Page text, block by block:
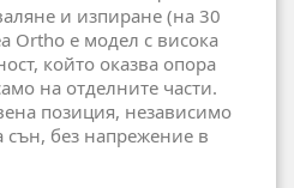
и изпиране (на 30
Ortho е модел с висока
който оказва опора
на отделните части.
позиция, независимо
сън, без напрежение в